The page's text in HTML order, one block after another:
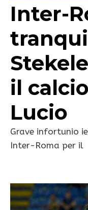
Inter-
il
Lucio
Grave infortunio
Inter-Roma per il